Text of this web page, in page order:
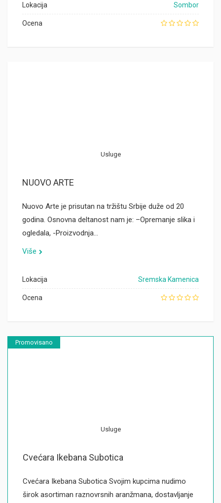
Lokacija Sombor
Ocena
Usluge
NUOVO ARTE
Nuovo Arte je prisutan na tržištu Srbije duže od 20
godina. Osnovna deltanost nam je: –Opremanje slika i
ogledala, -Proizvodnja…
Više
Lokacija Sremska Kamenica
Ocena
Promovisano
Usluge
Cvećara Ikebana Subotica
Cvećara Ikebana Subotica Svojim kupcima nudimo
širok asortiman raznovrsnih aranžmana, dostavljanje